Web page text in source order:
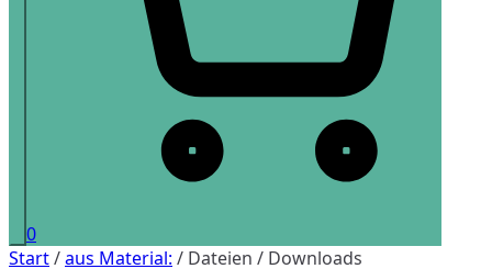
0
Start/aus Material: / Dateien / Downloads